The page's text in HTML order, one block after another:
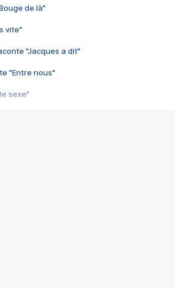
de là"
vite"
"Jacques a dit"
"Entre nous"
sexe"